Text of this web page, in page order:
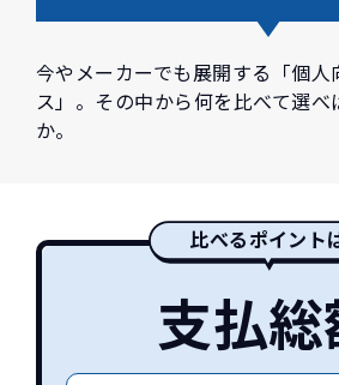
今やメーカーでも展開する「個人
ス」。その中から何を比べて選べ
か。
比べるポイント
支払総